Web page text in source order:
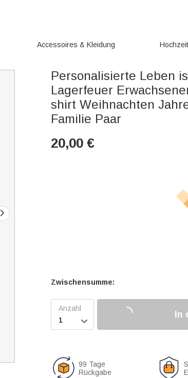
Accessoires & Kleidung Hochzeit
Personalisierte Leben
Lagerfeuer
shirt Weihnachten
Familie Paar
20,00 €
Zwischensumme:

In
99 Tage
Rückgabe